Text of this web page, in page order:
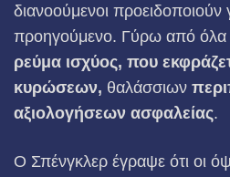
διανοούμενοι προειδοποιούν
προηγούμενο. Γύρω από όλα
ρεύμα ισχύος, που
κυρώσεων, θαλάσσιων
αξιολογήσεων ασφαλείας.
Ο Σπένγκλερ έγραψε ότι οι